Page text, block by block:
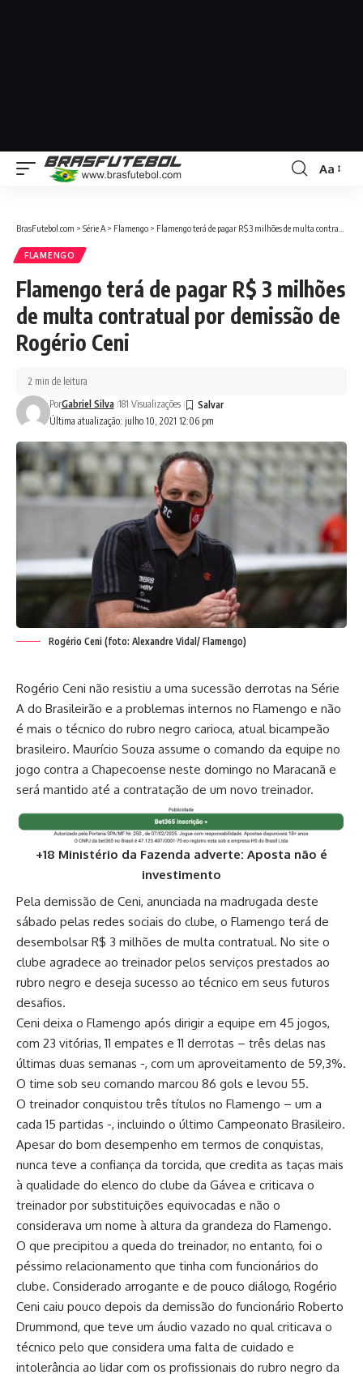
Aa
BrasFutebol.com > Série A > Flamengo > Flamengo terá de pagar R$ 3 milhões de multa contratual por demissão de Rogério Ceni
FLAMENGO
Flamengo terá de pagar R$ 3 milhões
de multa contratual por demissão de
Rogério Ceni
Última atualização: julho 10, 2021 12:06 pm
PorGabriel Silva 181 Visualizações
2 min de leitura
Rogério Ceni (foto: Alexandre Vidal/ Flamengo)
Rogério Ceni não resistiu a uma sucessão derrotas na Série
A do Brasileirão e a problemas internos no Flamengo e não
é mais o técnico do rubro negro carioca, atual bicampeão
brasileiro. Maurício Souza assume o comando da equipe no
jogo contra a Chapecoense neste domingo no Maracanã e
será mantido até a contratação de um novo treinador.
+18 Ministério da Fazenda adverte: Aposta não é
investimento
Pela demissão de Ceni, anunciada na madrugada deste
sábado pelas redes sociais do clube, o Flamengo terá de
desembolsar R$ 3 milhões de multa contratual. No site o
clube agradece ao treinador pelos serviços prestados ao
rubro negro e deseja sucesso ao técnico em seus futuros
desafios.
Ceni deixa o Flamengo após dirigir a equipe em 45 jogos,
com 23 vitórias, 11 empates e 11 derrotas – três delas nas
últimas duas semanas -, com um aproveitamento de 59,3%.
O time sob seu comando marcou 86 gols e levou 55.
O treinador conquistou três títulos no Flamengo – um a
cada 15 partidas -, incluindo o último Campeonato Brasileiro.
Apesar do bom desempenho em termos de conquistas,
nunca teve a confiança da torcida, que credita as taças mais
à qualidade do elenco do clube da Gávea e criticava o
treinador por substituições equivocadas e não o
considerava um nome à altura da grandeza do Flamengo.
O que precipitou a queda do treinador, no entanto, foi o
péssimo relacionamento que tinha com funcionários do
clube. Considerado arrogante e de pouco diálogo, Rogério
Ceni caiu pouco depois da demissão do funcionário Roberto
Drummond, que teve um áudio vazado no qual criticava o
técnico pelo que considera uma falta de cuidado e
intolerância ao lidar com os profissionais do rubro negro da